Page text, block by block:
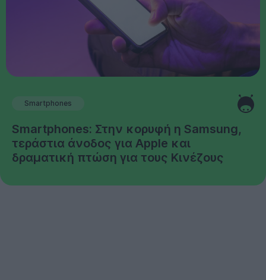
Smartphones
Smartphones: Στην κορυφή η Samsung,
τεράστια άνοδος για Apple και
δραματική πτώση για τους Κινέζους